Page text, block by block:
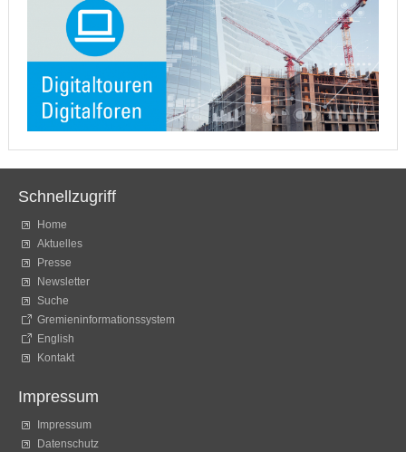
Schnellzugriff
Home
Aktuelles
Presse
Newsletter
Suche
Gremieninformationssystem
English
Kontakt
Impressum
Impressum
Datenschutz